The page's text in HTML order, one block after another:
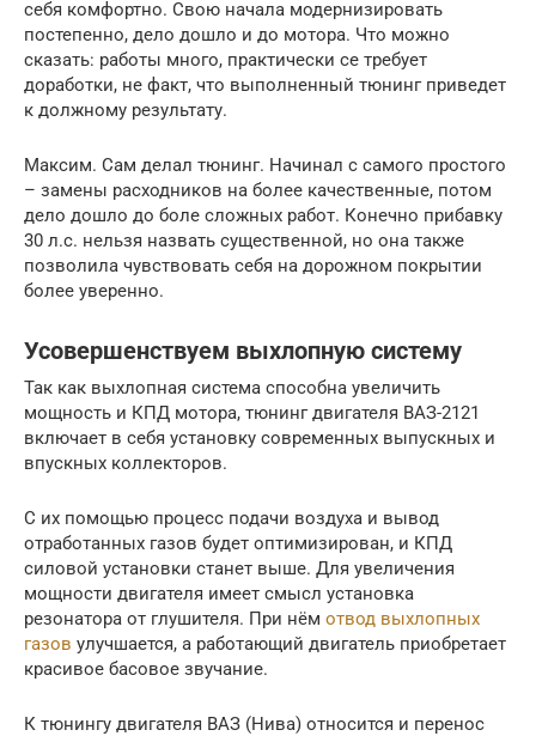
себя комфортно. Свою начала модернизировать
постепенно, дело дошло и до мотора. Что можно
сказать: работы много, практически се требует
доработки, не факт, что выполненный тюнинг приведет
к должному результату.
Максим. Сам делал тюнинг. Начинал с самого простого
– замены расходников на более качественные, потом
дело дошло до боле сложных работ. Конечно прибавку
30 л.с. нельзя назвать существенной, но она также
позволила чувствовать себя на дорожном покрытии
более уверенно.
Усовершенствуем выхлопную систему
Так как выхлопная система способна увеличить
мощность и КПД мотора, тюнинг двигателя ВАЗ-2121
включает в себя установку современных выпускных и
впускных коллекторов.
С их помощью процесс подачи воздуха и вывод
отработанных газов будет оптимизирован, и КПД
силовой установки станет выше. Для увеличения
мощности двигателя имеет смысл установка
резонатора от глушителя. При нём отвод выхлопных
газов улучшается, а работающий двигатель приобретает
красивое басовое звучание.
К тюнингу двигателя ВАЗ (Нива) относится и перенос